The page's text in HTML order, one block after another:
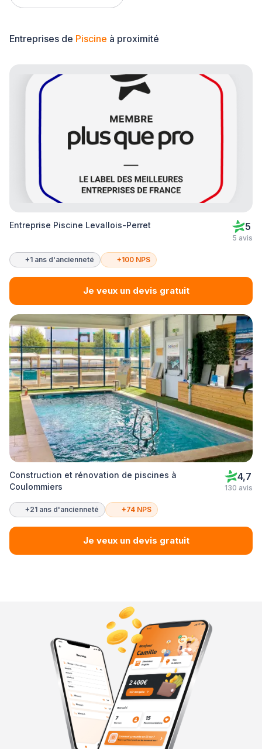
Entreprises de Piscine à proximité
Entreprise Piscine Levallois-Perret 5
5 avis
+1 ans d'ancienneté +100 NPS
Je veux un devis gratuit
Construction et rénovation de piscines à
Coulommiers
4,7
130 avis
+21 ans d'ancienneté +74 NPS
Je veux un devis gratuit